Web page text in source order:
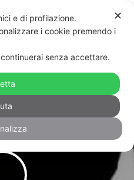
il problema è la
sociale?
✕
e di profilazione.
i cookie premendo i
senza accettare.